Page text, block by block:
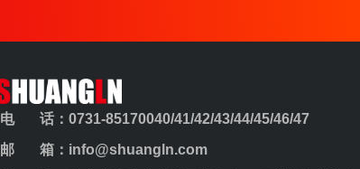
电 话：0731-85170040/41/42/43/44/45/46/47
邮 箱：info@shuangln.com